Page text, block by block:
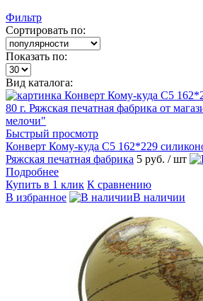
Фильтр
Сортировать по:
Показать по:
Вид каталога:
Быстрый просмотр
Конверт Кому-куда С5 162*229
Ряжская печатная фабрика 5 руб. / шт
Подробнее
Купить в 1 клик К сравнению
В избранное
В наличии